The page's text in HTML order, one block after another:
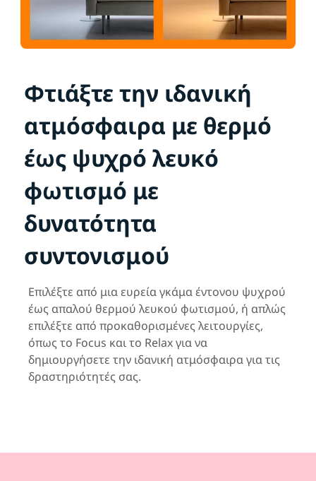
Φτιάξτε την ιδανική
ατμόσφαιρα με θερμό
έως ψυχρό λευκό
φωτισμό με
δυνατότητα
συντονισμού
Επιλέξτε από μια ευρεία γκάμα έντονου ψυχρού
έως απαλού θερμού λευκού φωτισμού, ή απλώς
επιλέξτε από προκαθορισμένες λειτουργίες,
όπως το Focus και το Relax για να
δημιουργήσετε την ιδανική ατμόσφαιρα για τις
δραστηριότητές σας.